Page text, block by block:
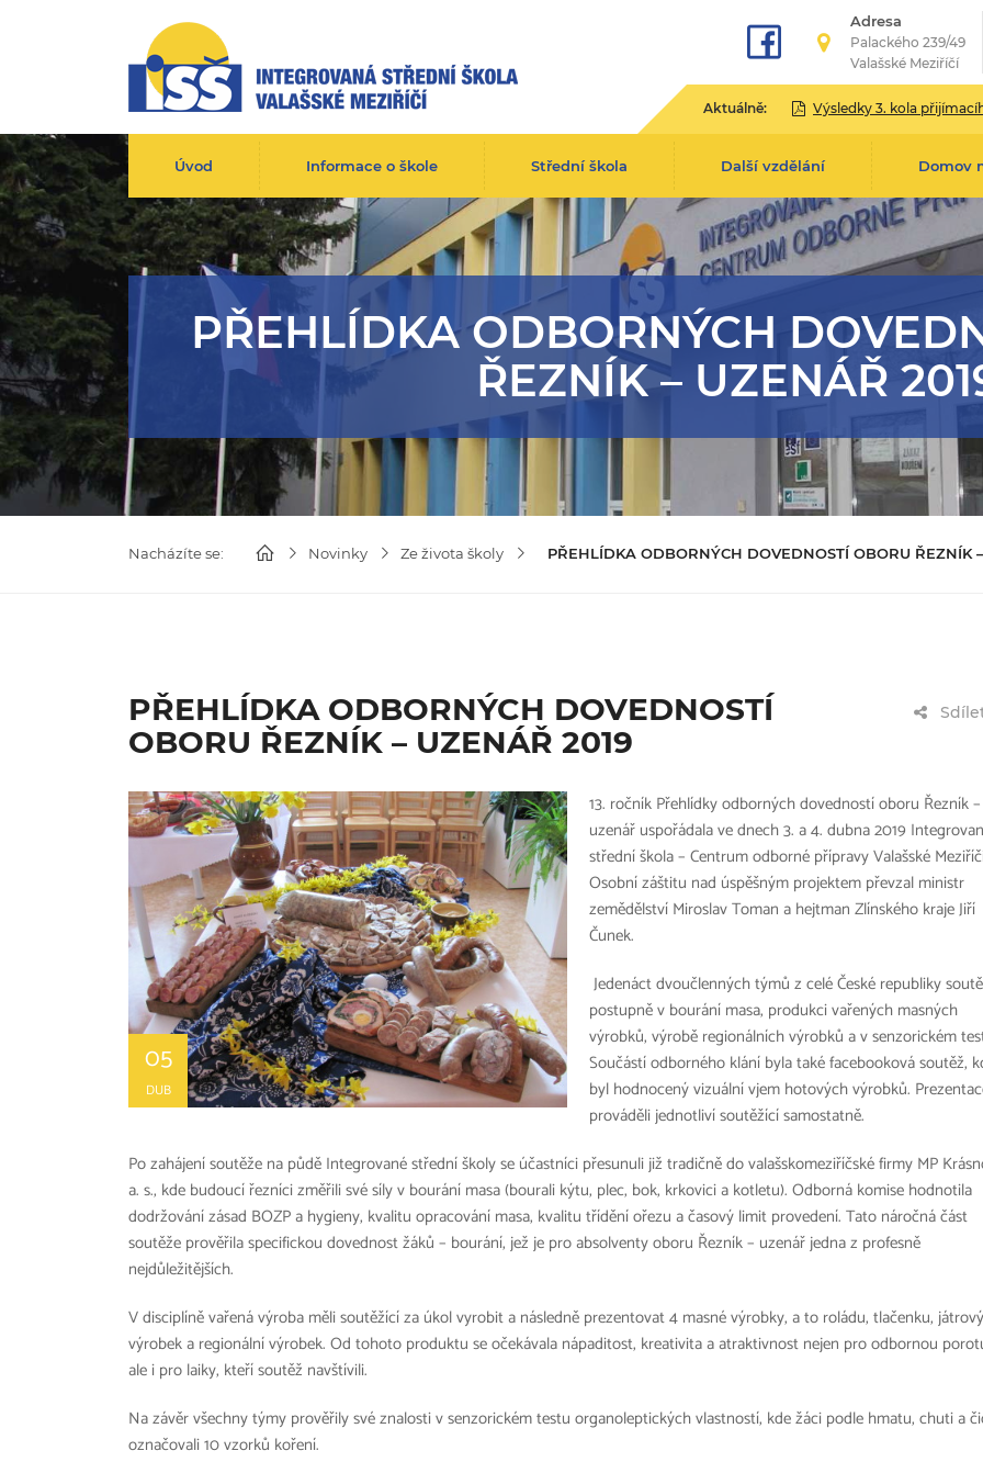
Adresa
Palackého 239/49
Valašské Meziříčí
Aktuálně: Výsledky 3. kola přijímacího řízení pro školní rok
Úvod Informace o škole Střední škola Další vzdělání Domov
PŘEHLÍDKA ODBORNÝCH
ŘEZNÍK – UZENÁŘ
Nacházíte se: Novinky Ze života školy PŘEHLÍDKA ODBORNÝCH DOVEDNOSTÍ OBORU ŘEZNÍK
PŘEHLÍDKA ODBORNÝCH DOVEDNOSTÍ
OBORU ŘEZNÍK – UZENÁŘ 2019
05
DUB
13. ročník Přehlídky odborných dovedností oboru Řezník –
uzenář uspořádala ve dnech 3. a 4. dubna 2019
střední škola – Centrum odborné přípravy Valašské
Osobní záštitu nad úspěšným projektem převzal ministr
zemědělství Miroslav Toman a hejtman Zlínského kraje Jiří
Čunek.
Jedenáct dvoučlenných týmů z celé České republiky
postupně v bourání masa, produkci vařených masných
výrobků, výrobě regionálních výrobků a v senzorickém
Součástí odborného klání byla také facebooková soutěž,
byl hodnocený vizuální vjem hotových výrobků.
prováděli jednotliví soutěžící samostatně.
Po zahájení soutěže na půdě Integrované střední školy se účastníci přesunuli již tradičně do valašskomeziříčské firmy MP
a. s., kde budoucí řezníci změřili své síly v bourání masa (bourali kýtu, plec, bok, krkovici a kotletu). Odborná komise hodnotila
dodržování zásad BOZP a hygieny, kvalitu opracování masa, kvalitu třídění ořezu a časový limit provedení. Tato náročná část
soutěže prověřila specifickou dovednost žáků – bourání, jež je pro absolventy oboru Řezník – uzenář jedna z profesně
nejdůležitějších.
V disciplíně vařená výroba měli soutěžící za úkol vyrobit a následně prezentovat 4 masné výrobky, a to roládu, tlačenku, játrový
výrobek a regionální výrobek. Od tohoto produktu se očekávala nápaditost, kreativita a atraktivnost nejen pro odbornou
ale i pro laiky, kteří soutěž navštívili.
Na závěr všechny týmy prověřily své znalosti v senzorickém testu organoleptických vlastností, kde žáci podle hmatu, chuti a
označovali 10 vzorků koření.